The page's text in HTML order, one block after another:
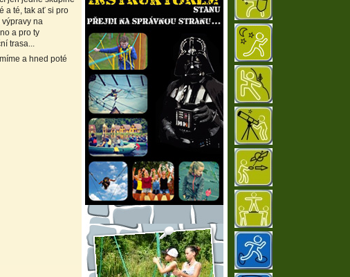
a té, tak ať si pro
na
a pro ty
trasa...
a hned poté